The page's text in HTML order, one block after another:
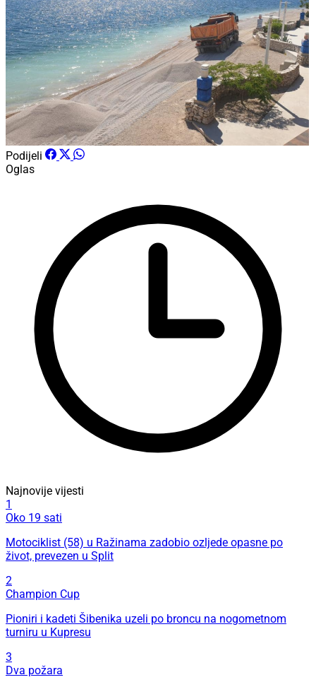
Podijeli
Oglas
Najnovije vijesti
1
Oko 19 sati
Motociklist (58) u Ražinama zadobio ozljede opasne po
život, prevezen u Split
2
Champion Cup
Pioniri i kadeti Šibenika uzeli po broncu na nogometnom
turniru u Kupresu
3
Dva požara